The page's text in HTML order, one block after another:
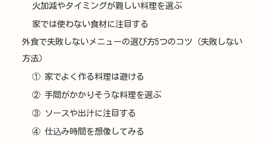
火加減やタイミングが難しい料理を選ぶ
家では使わない食材に注目する
外食で失敗しないメニューの選び方5つのコツ（失敗しない
方法）
① 家でよく作る料理は避ける
② 手間がかかりそうな料理を選ぶ
③ ソースや出汁に注目する
④ 仕込み時間を想像してみる